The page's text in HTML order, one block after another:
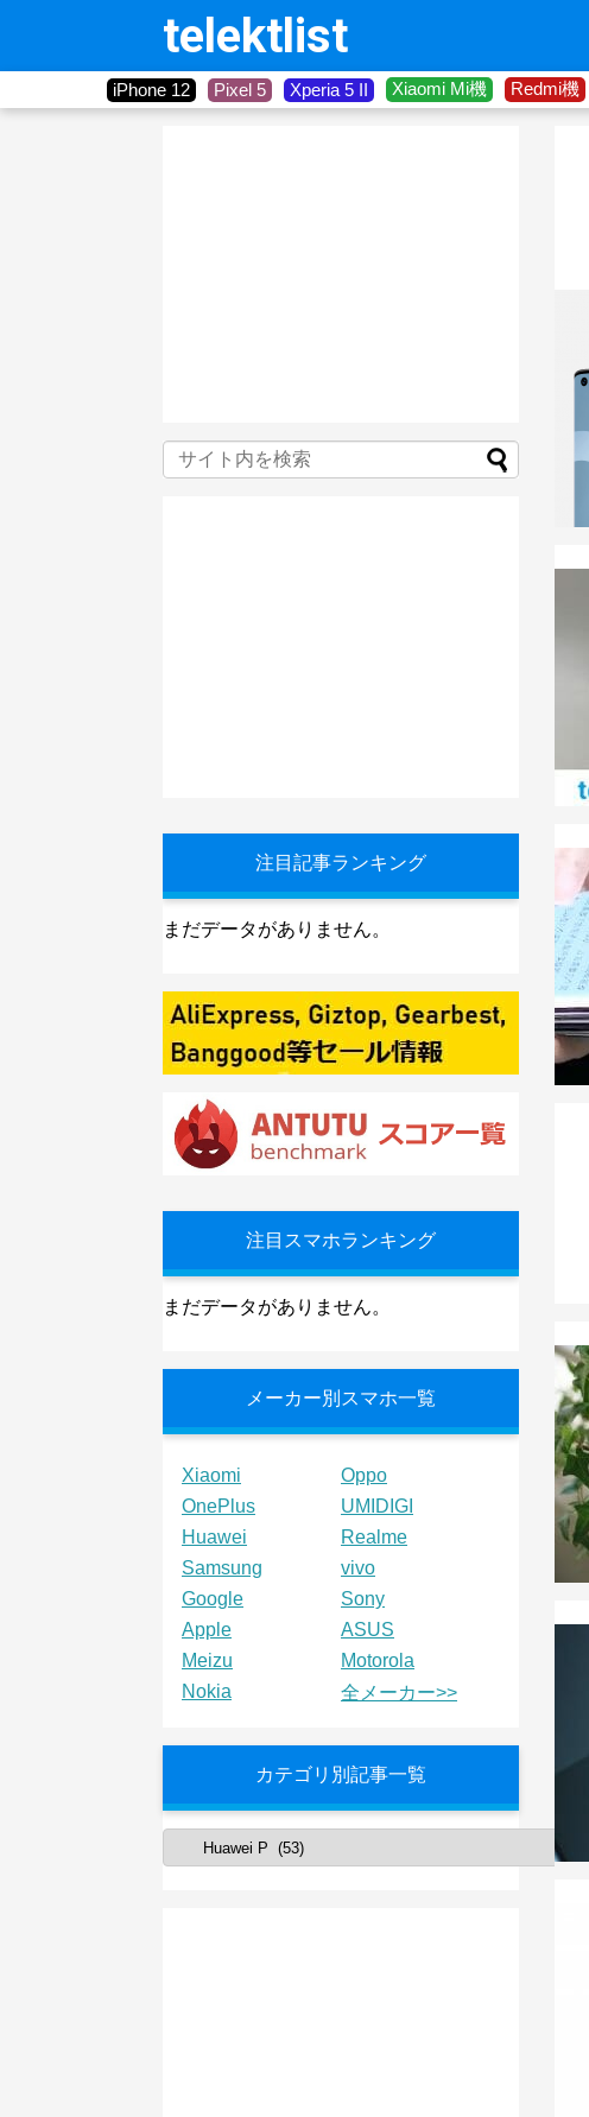
telektlist
iPhone 12 Pixel 5 Xperia 5 II Xiaomi Mi機 Redmi機
注目記事ランキング
まだデータがありません。
注目スマホランキング
まだデータがありません。
メーカー別スマホ一覧
Xiaomi
Oppo
OnePlus
UMIDIGI
Huawei
Realme
Samsung
vivo
Google
Sony
Apple
ASUS
Meizu
Motorola
Nokia
全メーカー>>
カテゴリ別記事一覧